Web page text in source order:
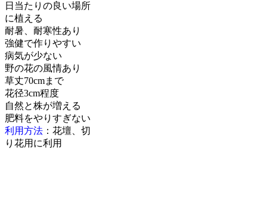
日当たりの良い場所
に植える
耐暑、耐寒性あり
強健で作りやすい
病気が少ない
野の花の風情あり
草丈70cmまで
花径3cm程度
自然と株が増える
肥料をやりすぎない
利用方法 ：花壇、切
り花用に利用